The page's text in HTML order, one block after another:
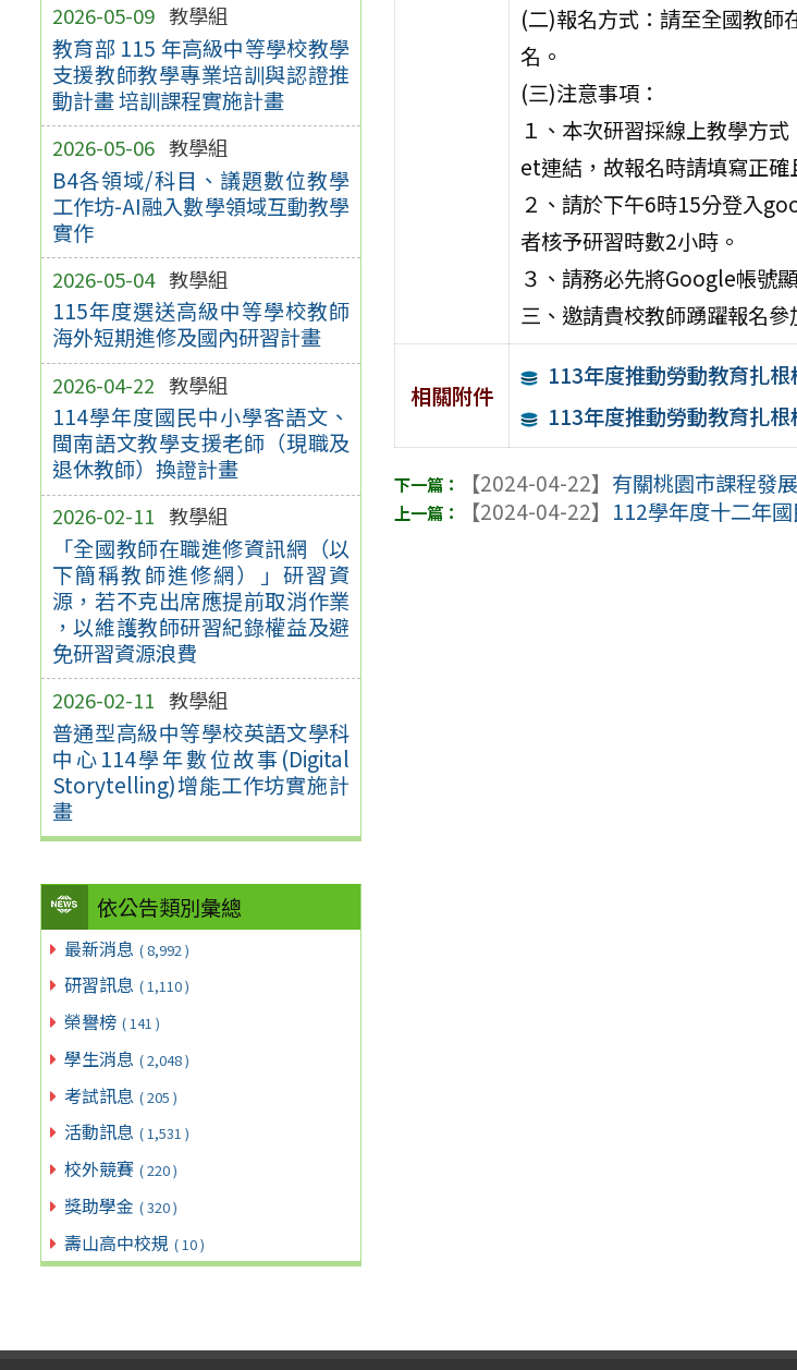
2026-05-09 教學組
教育部 115 年高級中等學校教學
支援教師教學專業培訓與認證推
動計畫 培訓課程實施計畫
2026-05-06 教學組
B4各領域/科目、議題數位教學
工作坊-AI融入數學領域互動教學
實作
2026-05-04 教學組
115年度選送高級中等學校教師
海外短期進修及國內研習計畫
2026-04-22 教學組
114學年度國民中小學客語文、
閩南語文教學支援老師（現職及
退休教師）換證計畫
2026-02-11 教學組
「全國教師在職進修資訊網（以
下簡稱教師進修網）」研習資
源，若不克出席應提前取消作業
，以維護教師研習紀錄權益及避
免研習資源浪費
2026-02-11 教學組
普通型高級中等學校英語文學科
中心114學年數位故事(Digital
Storytelling)增能工作坊實施計
畫
依公告類別彙總
最新消息 ( 8,992 )
研習訊息 ( 1,110 )
榮譽榜 ( 141 )
學生消息 ( 2,048 )
考試訊息 ( 205 )
活動訊息 ( 1,531 )
校外競賽 ( 220 )
獎助學金 ( 320 )
壽山高中校規 ( 10 )
(二)報名方式：請至全國教師
名。
(三)注意事項：
１、本次研習採線上教學方
et連結，故報名時請填寫正確
２、請於下午6時15分登入
者核予研習時數2小時。
３、請務必先將Google帳號
三、邀請貴校教師踴躍報名
相關附件
113年度推動勞動教育扎
113年度推動勞動教育扎
【2024-04-22】 有關桃園市課程發
【2024-04-22】 112學年度十二年